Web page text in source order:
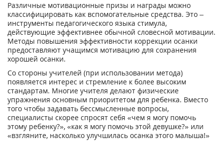
Различные мотивационные призы и награды можно
классифицировать как вспомогательные средства. Это –
инструменты педагогического языка стимула,
действующие эффективнее обычной словесной мотивации.
Методы повышения эффективности коррекции осанки
предоставляют учащимся мотивацию для сохранения
хорошей осанки.
Со стороны учителей (при использовании метода)
появляется интерес и стремление к более высоким
стандартам. Многие учителя делают физические
упражнения основным приоритетом для ребенка. Вместо
того чтобы задавать бессмысленные вопросы,
специалисты скорее спросят себя «чем я могу помочь
этому ребенку?», «как я могу помочь этой девушке?» или
«взгляните, насколько улучшилась осанка этого малыша!»